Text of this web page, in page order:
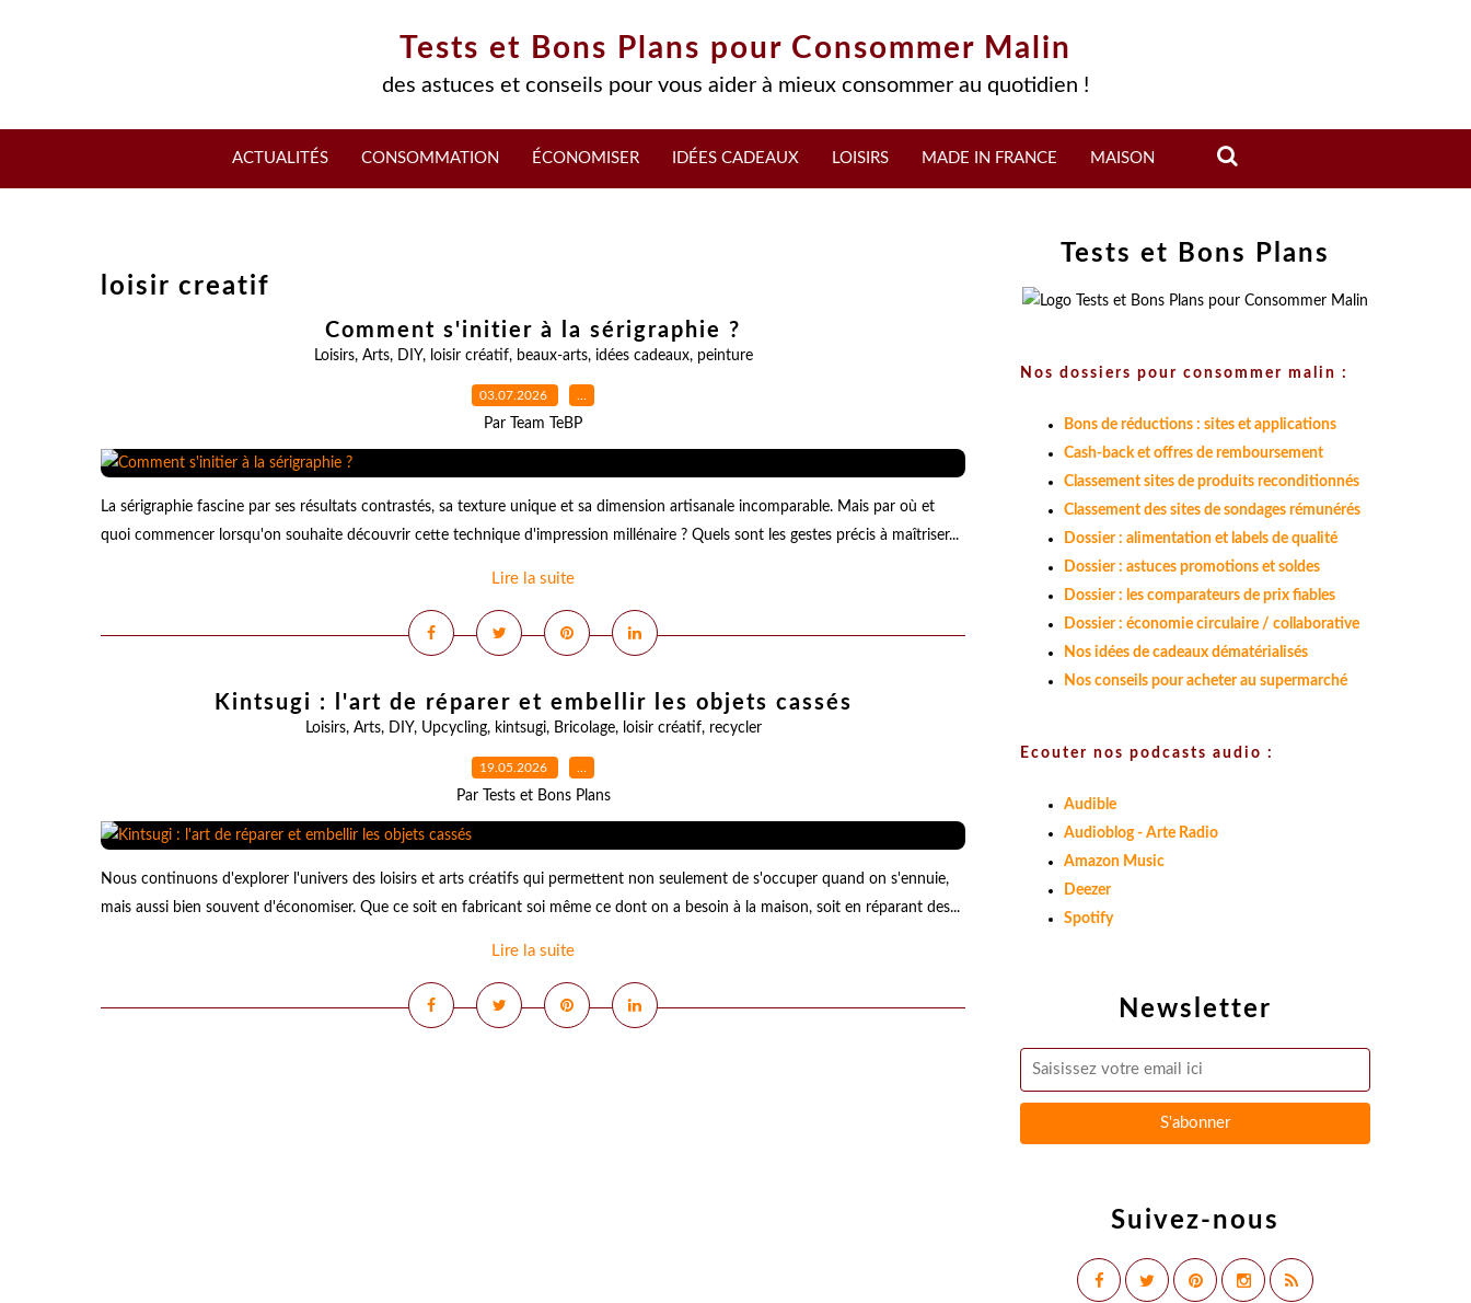
Tests et Bons Plans pour Consommer Malin
des astuces et conseils pour vous aider à mieux consommer au quotidien !
ACTUALITÉS CONSOMMATION ÉCONOMISER IDÉES CADEAUX LOISIRS MADE IN FRANCE MAISON
loisir creatif
Comment s'initier à la sérigraphie ?
Loisirs, Arts, DIY, loisir créatif, beaux-arts, idées cadeaux, peinture
03.07.2026 …
Par Team TeBP
La sérigraphie fascine par ses résultats contrastés, sa texture unique et sa dimension artisanale incomparable. Mais par où et
quoi commencer lorsqu'on souhaite découvrir cette technique d'impression millénaire ? Quels sont les gestes précis à maîtriser...
Lire la suite
Kintsugi : l'art de réparer et embellir les objets cassés
Loisirs, Arts, DIY, Upcycling, kintsugi, Bricolage, loisir créatif, recycler
19.05.2026 …
Par Tests et Bons Plans
Nous continuons d'explorer l'univers des loisirs et arts créatifs qui permettent non seulement de s'occuper quand on s'ennuie,
mais aussi bien souvent d'économiser. Que ce soit en fabricant soi même ce dont on a besoin à la maison, soit en réparant des...
Lire la suite
Newsletter
Suivez-nous
Tests et Bons Plans
Nos dossiers pour consommer malin :
Bons de réductions : sites et applications
Cash-back et offres de remboursement
Classement sites de produits reconditionnés
Classement des sites de sondages rémunérés
Dossier : alimentation et labels de qualité
Dossier : astuces promotions et soldes
Dossier : les comparateurs de prix fiables
Dossier : économie circulaire / collaborative
Nos idées de cadeaux dématérialisés
Nos conseils pour acheter au supermarché
Ecouter nos podcasts audio :
Audible
Audioblog - Arte Radio
Amazon Music
Deezer
Spotify